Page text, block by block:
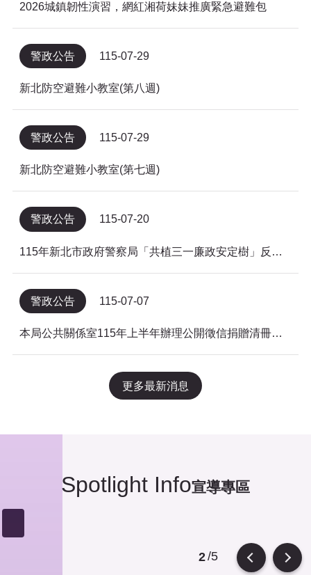
2026城鎮韌性演習，網紅湘荷妹妹推廣緊急避難包
警政公告 115-07-29
新北防空避難小教室(第八週)
警政公告 115-07-29
新北防空避難小教室(第七週)
警政公告 115-07-20
115年新北市政府警察局「共植三一廉政安定樹」反貪倡廉有獎徵答得獎名單公告
警政公告 115-07-07
本局公共關係室115年上半年辦理公開徵信捐贈清冊及明細表，依公益勸募條例公告。
更多最新消息
Spotlight Info宣導專區
2/5